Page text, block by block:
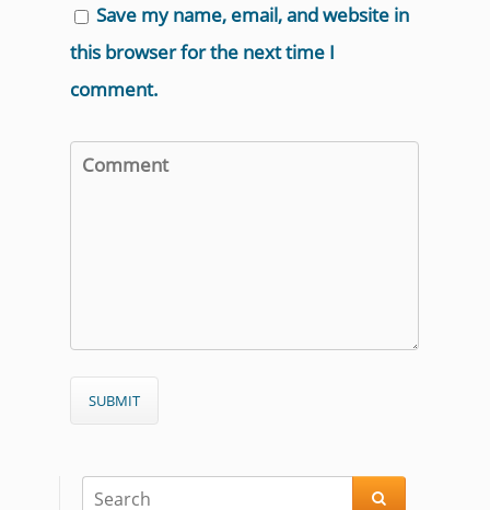
Save my name, email, and website in
this browser for the next time I
comment.
